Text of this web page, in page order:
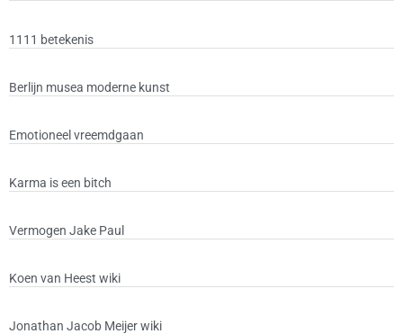
1111 betekenis
Berlijn musea moderne kunst
Emotioneel vreemdgaan
Karma is een bitch
Vermogen Jake Paul
Koen van Heest wiki
Jonathan Jacob Meijer wiki